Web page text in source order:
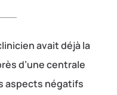
avait déjà la
d’une centrale
aspects négatifs